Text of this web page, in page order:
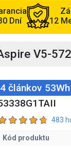
Dní
12
V5-
4 článkov 53Wh
483
Kód produktu